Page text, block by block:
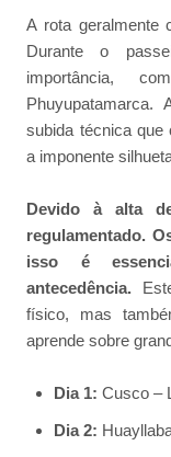
A rota geralmente
Durante o
importância,
subida técnica que
a imponente
Devido à alta
regulamentado.
isso é
antecedência.
físico, mas
aprende sobre
Dia 1: Cusco –
Dia 2: